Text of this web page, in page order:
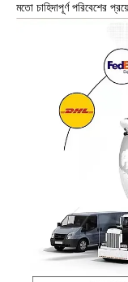
মতো চাহিদাপূর্ণ পরিবেশের